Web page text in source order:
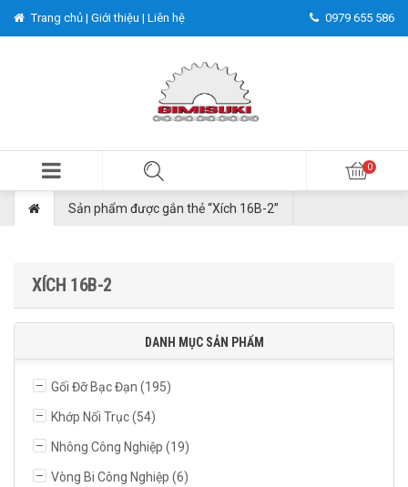
Trang chủ | Giới thiệu | Liên hệ 0979 655 586
Sản phẩm được gắn thẻ “Xích 16B-2”
XÍCH 16B-2
DANH MỤC SẢN PHẨM
Gối Đỡ Bạc Đạn (195)
Khớp Nối Trục(54)
Nhông Công Nghiệp (19)
Vòng Bi Công Nghiệp (6)